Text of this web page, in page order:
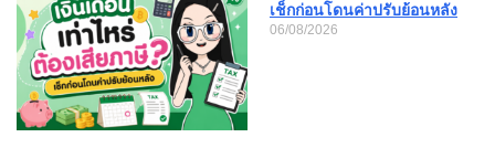
เช็กก่อนโดนค่าปรับย้อนหลัง
06/08/2026